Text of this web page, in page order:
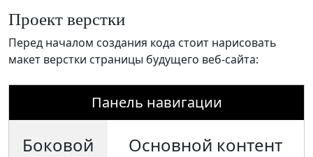
Проект верстки
Перед началом создания кода стоит нарисовать
макет верстки страницы будущего веб-сайта:
Панель навигации
Боковой
Основной контент